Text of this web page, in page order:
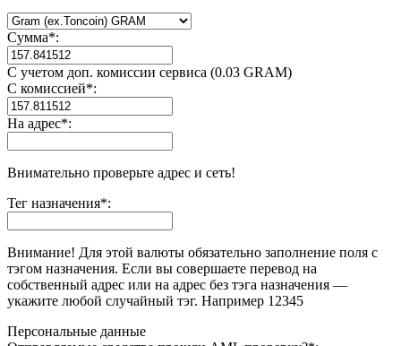
Сумма*:
С учетом доп. комиссии сервиса (0.03 GRAM)
С комиссией*:
На адрес*:
Внимательно проверьте адрес и сеть!
Тег назначения*:
Внимание! Для этой валюты обязательно заполнение поля с
тэгом назначения. Если вы совершаете перевод на
собственный адрес или на адрес без тэга назначения —
укажите любой случайный тэг. Например 12345
Персональные данные